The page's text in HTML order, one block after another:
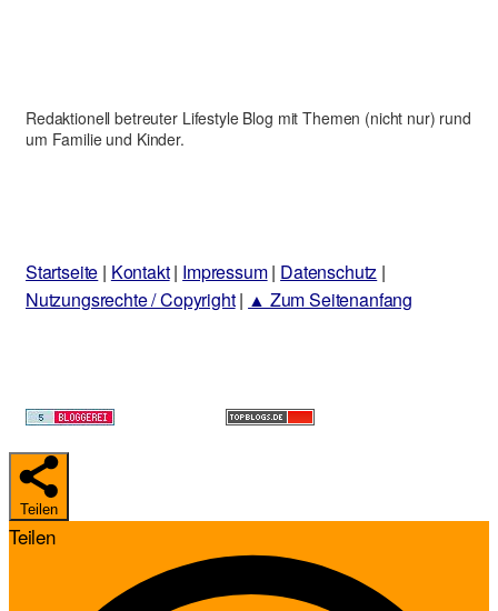
Redaktionell betreuter Lifestyle Blog mit Themen (nicht nur) rund
um Familie und Kinder.
Startseite | Kontakt| Impressum| Datenschutz |
Nutzungsrechte / Copyright| ▲ Zum Seitenanfang
Teilen
Teilen